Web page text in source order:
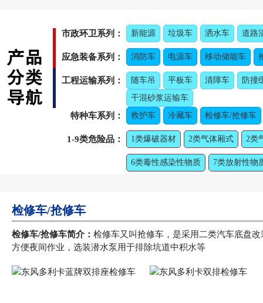
市政环卫系列： 新能源 垃圾车 洒水车 道路
应急装备系列： 消防车 电源车 移动储能车
工程运输系列： 随车吊 平板车 清障车
防撞
干混砂浆运输车
特种车系列： 救护车 冷藏车 检修车/抢修车
1-9类危险品： 1类爆破器材 2类气体厢式 2类
6类毒性感染性物质 7类放射性物
检修车/抢修车
检修车/抢修车简介： 检修车又叫抢修车，是采用二类汽车底盘
方便夜间作业，选装潜水泵用于排除坑道中积水等